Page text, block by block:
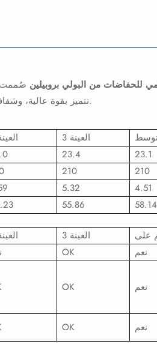
للحفاضات من البولي بروبيلين صُممت
تتميز بقوة عالية، وشفافية عالية، ومرونة ممتازة. سهلة التركيب ومقاومة للتمزق، مما يضمن راحة الحفاضات وثباتها.
العينة 3
23.4
23.1
210
210
5.32
4.51
55.86 58.14
العينة 3
على
OK نعم
OK نعم
OK
نعم